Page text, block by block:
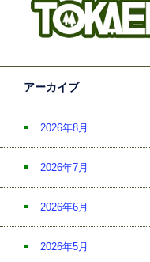
アーカイブ
2026年8月
2026年7月
2026年6月
2026年5月